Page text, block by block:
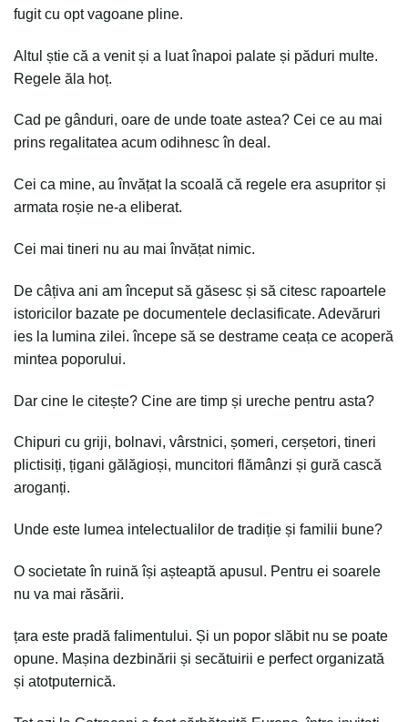
fugit cu opt vagoane pline.
Altul știe că a venit și a luat înapoi palate și păduri multe.
Regele ăla hoț.
Cad pe gânduri, oare de unde toate astea? Cei ce au mai
prins regalitatea acum odihnesc în deal.
Cei ca mine, au învățat la scoală că regele era asupritor și
armata roșie ne-a eliberat.
Cei mai tineri nu au mai învățat nimic.
De câțiva ani am început să găsesc și să citesc rapoartele
istoricilor bazate pe documentele declasificate. Adevăruri
ies la lumina zilei. începe să se destrame ceața ce acoperă
mintea poporului.
Dar cine le citește? Cine are timp și ureche pentru asta?
Chipuri cu griji, bolnavi, vârstnici, șomeri, cerșetori, tineri
plictisiți, țigani gălăgioși, muncitori flămânzi și gură cască
aroganți.
Unde este lumea intelectualilor de tradiție și familii bune?
O societate în ruină își așteaptă apusul. Pentru ei soarele
nu va mai răsării.
țara este pradă falimentului. Și un popor slăbit nu se poate
opune. Mașina dezbinării și secătuirii e perfect organizată
și atotputernică.